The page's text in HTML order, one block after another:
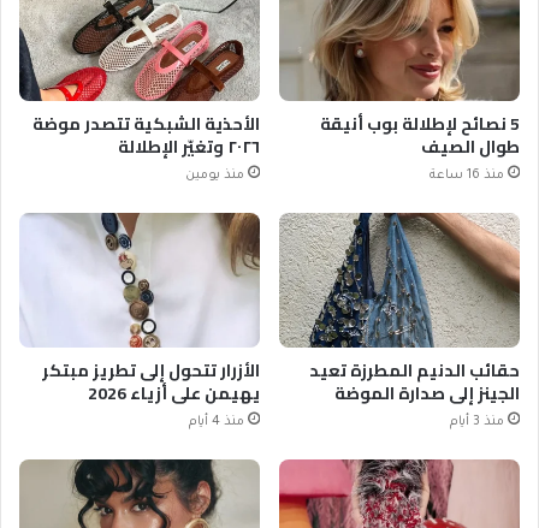
5 نصائح لإطلالة بوب أنيقة
طوال الصيف
منذ 16 ساعة
الأحذية الشبكية تتصدر موضة
٢٠٢٦ وتغيّر الإطلالة
منذ يومين
حقائب الدنيم المطرزة تعيد
الجينز إلى صدارة الموضة
منذ 3 أيام
الأزرار تتحول إلى تطريز مبتكر
يهيمن على أزياء 2026
منذ 4 أيام